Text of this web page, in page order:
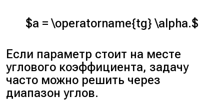
$a = \operatorname{tg} \alpha.$
Если параметр стоит на месте
углового коэффициента, задачу
часто можно решить через
диапазон углов.